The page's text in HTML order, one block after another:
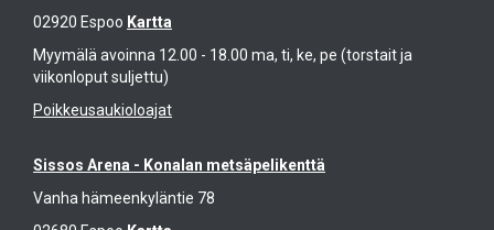
02920 Espoo Kartta
Myymälä avoinna 12.00 - 18.00 ma, ti, ke, pe (torstait ja
viikonloput suljettu)
Poikkeusaukioloajat
Sissos Arena - Konalan metsäpelikenttä
Vanha hämeenkyläntie 78